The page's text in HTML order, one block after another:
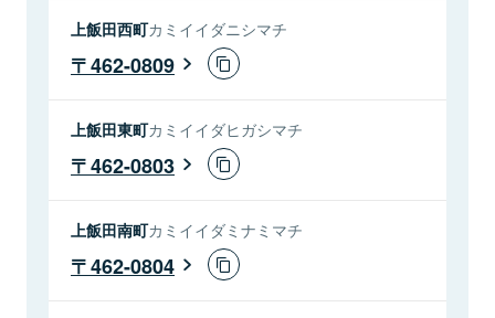
上飯田西町カミイイダニシマチ
462-0809
上飯田東町カミイイダヒガシマチ
462-0803
上飯田南町カミイイダミナミマチ
462-0804